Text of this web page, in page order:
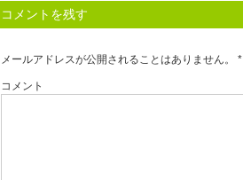
コメントを残す
メールアドレスが公開されることはありません。 *
コメント